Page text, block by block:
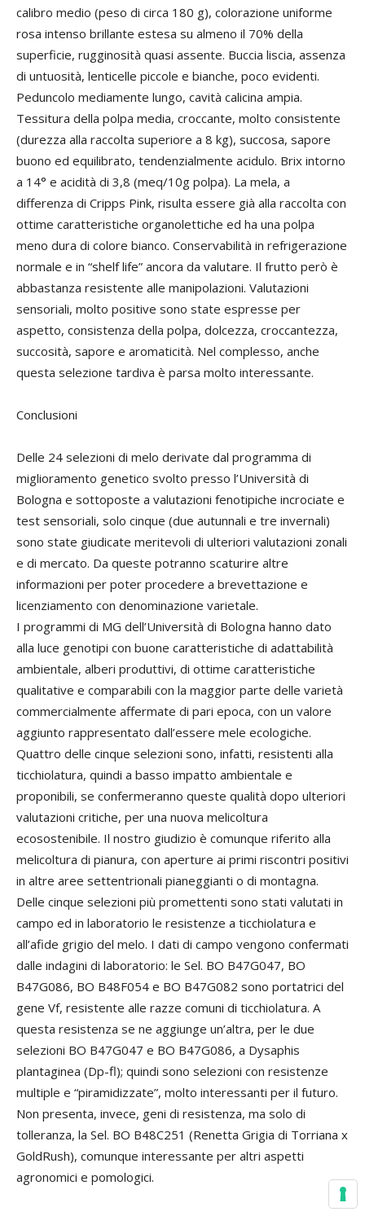
calibro medio (peso di circa 180 g), colorazione uniforme
rosa intenso brillante estesa su almeno il 70% della
superficie, rugginosità quasi assente. Buccia liscia, assenza
di untuosità, lenticelle piccole e bianche, poco evidenti.
Peduncolo mediamente lungo, cavità calicina ampia.
Tessitura della polpa media, croccante, molto consistente
(durezza alla raccolta superiore a 8 kg), succosa, sapore
buono ed equilibrato, tendenzialmente acidulo. Brix intorno
a 14° e acidità di 3,8 (meq/10g polpa). La mela, a
differenza di Cripps Pink, risulta essere già alla raccolta con
ottime caratteristiche organolettiche ed ha una polpa
meno dura di colore bianco. Conservabilità in refrigerazione
normale e in “shelf life” ancora da valutare. Il frutto però è
abbastanza resistente alle manipolazioni. Valutazioni
sensoriali, molto positive sono state espresse per
aspetto, consistenza della polpa, dolcezza, croccantezza,
succosità, sapore e aromaticità. Nel complesso, anche
questa selezione tardiva è parsa molto interessante.
Conclusioni
Delle 24 selezioni di melo derivate dal programma di
miglioramento genetico svolto presso l’Università di
Bologna e sottoposte a valutazioni fenotipiche incrociate e
test sensoriali, solo cinque (due autunnali e tre invernali)
sono state giudicate meritevoli di ulteriori valutazioni zonali
e di mercato. Da queste potranno scaturire altre
informazioni per poter procedere a brevettazione e
licenziamento con denominazione varietale.
I programmi di MG dell’Università di Bologna hanno dato
alla luce genotipi con buone caratteristiche di adattabilità
ambientale, alberi produttivi, di ottime caratteristiche
qualitative e comparabili con la maggior parte delle varietà
commercialmente affermate di pari epoca, con un valore
aggiunto rappresentato dall’essere mele ecologiche.
Quattro delle cinque selezioni sono, infatti, resistenti alla
ticchiolatura, quindi a basso impatto ambientale e
proponibili, se confermeranno queste qualità dopo ulteriori
valutazioni critiche, per una nuova melicoltura
ecosostenibile. Il nostro giudizio è comunque riferito alla
melicoltura di pianura, con aperture ai primi riscontri positivi
in altre aree settentrionali pianeggianti o di montagna.
Delle cinque selezioni più promettenti sono stati valutati in
campo ed in laboratorio le resistenze a ticchiolatura e
all’afide grigio del melo. I dati di campo vengono confermati
dalle indagini di laboratorio: le Sel. BO B47G047, BO
B47G086, BO B48F054 e BO B47G082 sono portatrici del
gene Vf, resistente alle razze comuni di ticchiolatura. A
questa resistenza se ne aggiunge un’altra, per le due
selezioni BO B47G047 e BO B47G086, a Dysaphis
plantaginea (Dp-fl); quindi sono selezioni con resistenze
multiple e “piramidizzate”, molto interessanti per il futuro.
Non presenta, invece, geni di resistenza, ma solo di
tolleranza, la Sel. BO B48C251 (Renetta Grigia di Torriana x
GoldRush), comunque interessante per altri aspetti
agronomici e pomologici.